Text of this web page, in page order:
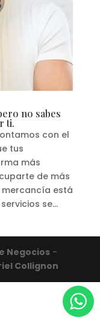
no sabes
ti.
con el
tus
más
de más
está
se...
Negocios-
Collignon